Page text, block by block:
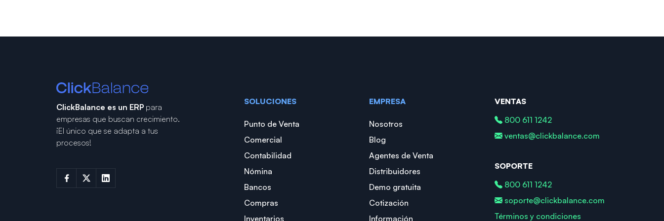
ClickBalance es un ERP para
empresas que buscan crecimiento.
¡El único que se adapta a tus
procesos!
SOLUCIONES
Punto de Venta
Comercial
Contabilidad
Nómina
Bancos
Compras
Inventarios
EMPRESA
Nosotros
Blog
Agentes de Venta
Distribuidores
Demo gratuita
Cotización
Información
VENTAS
800 611 1242
ventas@clickbalance.com
SOPORTE
800 611 1242
soporte@clickbalance.com
Términos y condiciones